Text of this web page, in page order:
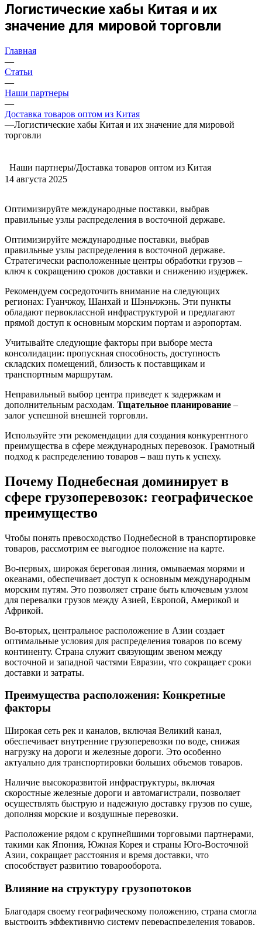
Логистические хабы Китая и их
значение для мировой торговли
Главная
—
Статьи
—
Наши партнеры
—
Доставка товаров оптом из Китая
—Логистические хабы Китая и их значение для мировой
торговли
Наши партнеры/Доставка товаров оптом из Китая
14 августа 2025
Оптимизируйте международные поставки, выбрав
правильные узлы распределения в восточной державе.
Оптимизируйте международные поставки, выбрав
правильные узлы распределения в восточной державе.
Стратегически расположенные центры обработки грузов –
ключ к сокращению сроков доставки и снижению издержек.
Рекомендуем сосредоточить внимание на следующих
регионах: Гуанчжоу, Шанхай и Шэньчжэнь. Эти пункты
обладают первоклассной инфраструктурой и предлагают
прямой доступ к основным морским портам и аэропортам.
Учитывайте следующие факторы при выборе места
консолидации: пропускная способность, доступность
складских помещений, близость к поставщикам и
транспортным маршрутам.
Неправильный выбор центра приведет к задержкам и
дополнительным расходам. Тщательное планирование –
залог успешной внешней торговли.
Используйте эти рекомендации для создания конкурентного
преимущества в сфере международных перевозок. Грамотный
подход к распределению товаров – ваш путь к успеху.
Почему Поднебесная доминирует в
сфере грузоперевозок: географическое
преимущество
Чтобы понять превосходство Поднебесной в транспортировке
товаров, рассмотрим ее выгодное положение на карте.
Во-первых, широкая береговая линия, омываемая морями и
океанами, обеспечивает доступ к основным международным
морским путям. Это позволяет стране быть ключевым узлом
для перевалки грузов между Азией, Европой, Америкой и
Африкой.
Во-вторых, центральное расположение в Азии создает
оптимальные условия для распределения товаров по всему
континенту. Страна служит связующим звеном между
восточной и западной частями Евразии, что сокращает сроки
доставки и затраты.
Преимущества расположения: Конкретные
факторы
Широкая сеть рек и каналов, включая Великий канал,
обеспечивает внутренние грузоперевозки по воде, снижая
нагрузку на дороги и железные дороги. Это особенно
актуально для транспортировки больших объемов товаров.
Наличие высокоразвитой инфраструктуры, включая
скоростные железные дороги и автомагистрали, позволяет
осуществлять быструю и надежную доставку грузов по суше,
дополняя морские и воздушные перевозки.
Расположение рядом с крупнейшими торговыми партнерами,
такими как Япония, Южная Корея и страны Юго-Восточной
Азии, сокращает расстояния и время доставки, что
способствует развитию товарооборота.
Влияние на структуру грузопотоков
Благодаря своему географическому положению, страна смогла
выстроить эффективную систему перераспределения товаров,